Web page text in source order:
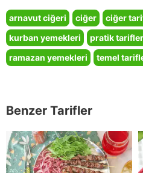
arnavut ciğeri ciğer ciğer
kurban yemekleri
pratik tarifler
ramazan yemekleri
temel
Benzer Tarifler